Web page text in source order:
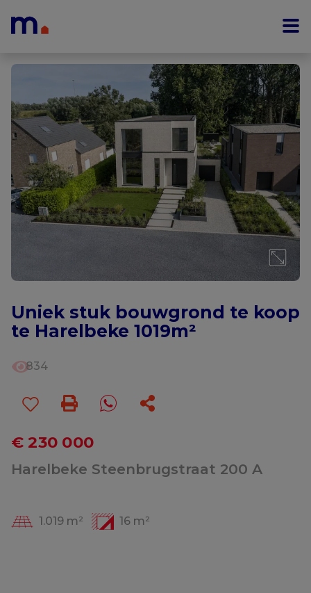
Uniek stuk bouwgrond te koop
te Harelbeke 1019m²
834
€ 230 000
Harelbeke Steenbrugstraat 200 A
1.019 m² 16 m²